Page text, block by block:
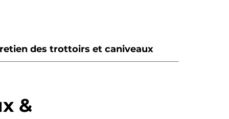
des trottoirs et caniveaux
&